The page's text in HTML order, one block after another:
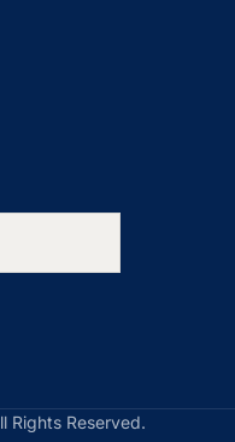
Rights Reserved.